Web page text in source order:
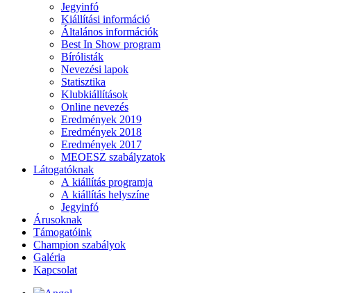
Jegyinfó
Kiállítási információ
Általános információk
Best In Show program
Bírólisták
Nevezési lapok
Statisztika
Klubkiállítások
Online nevezés
Eredmények 2019
Eredmények 2018
Eredmények 2017
MEOESZ szabályzatok
Látogatóknak
A kiállítás programja
A kiállítás helyszíne
Jegyinfó
Árusoknak
Támogatóink
Champion szabályok
Galéria
Kapcsolat